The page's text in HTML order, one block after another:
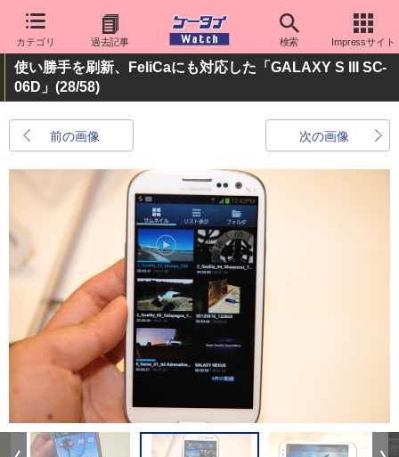
カテゴリ 過去記事 検索 Impressサイト
使い勝手を刷新、FeliCaにも対応した「GALAXY S III SC-
06D」 (28/58)
前の画像 次の画像